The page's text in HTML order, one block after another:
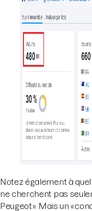
Notez également à
ne cherchent pas
Peugeot ». Mais un «